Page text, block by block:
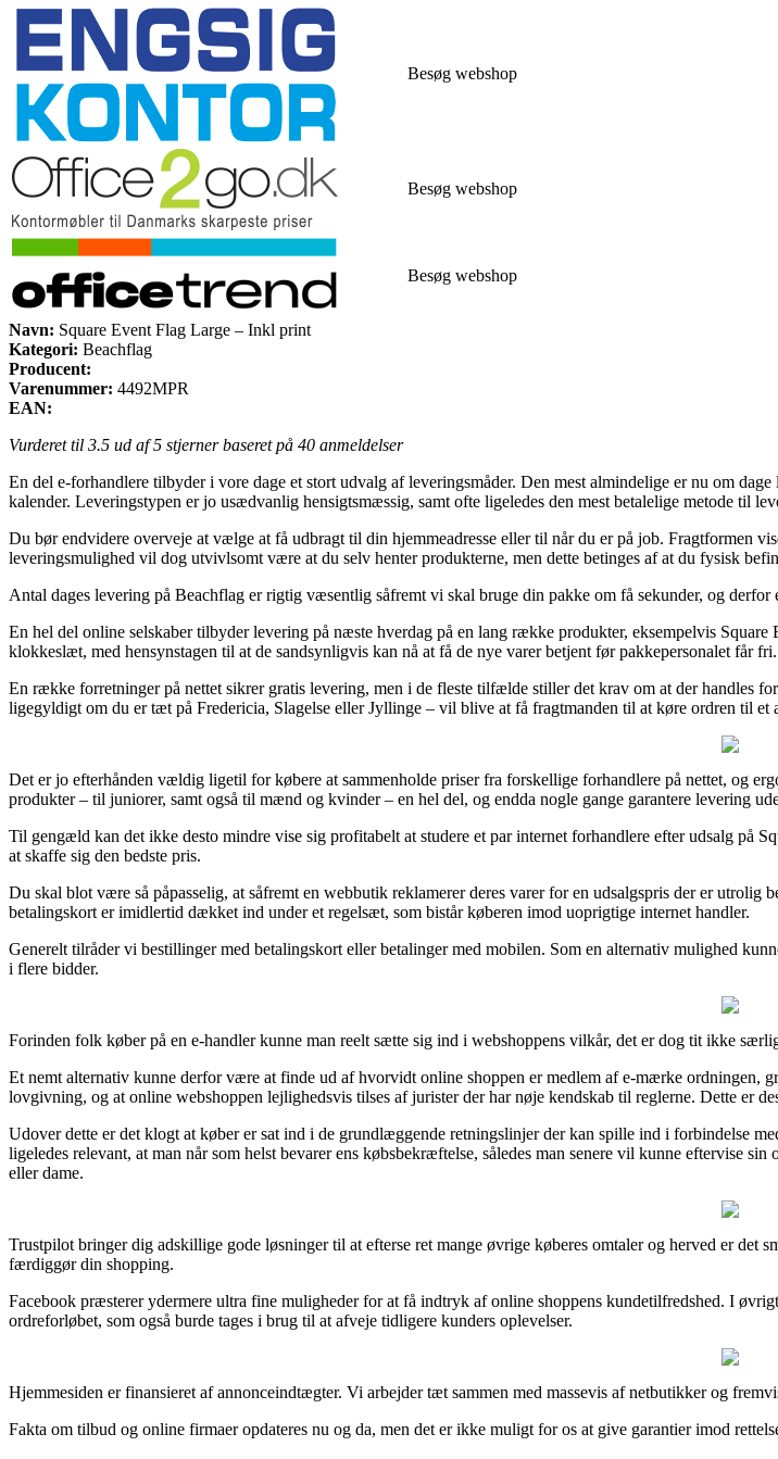
Besøg webshop
Besøg webshop
Besøg webshop
Navn: Square Event Flag Large – Inkl print
Kategori: Beachflag
Producent:
Varenummer: 4492MPR
EAN:
Vurderet til 3.5 ud af 5 stjerner baseret på 40 anmeldelser
En del e-forhandlere tilbyder i vore dage et stort udvalg af leveringsmåder. Den mest almindelige er nu om
kalender. Leveringstypen er jo usædvanlig hensigtsmæssig, samt ofte ligeledes den mest betalelige metode til
Du bør endvidere overveje at vælge at få udbragt til din hjemmeadresse eller til når du er på job. Fragtformen
leveringsmulighed vil dog utvivlsomt være at du selv henter produkterne, men dette betinges af at du fysisk
Antal dages levering på Beachflag er rigtig væsentlig såfremt vi skal bruge din pakke om få sekunder, og
En hel del online selskaber tilbyder levering på næste hverdag på en lang række produkter, eksempelvis
klokkeslæt, med hensynstagen til at de sandsynligvis kan nå at få de nye varer betjent før pakkepersonalet får fri.
En række forretninger på nettet sikrer gratis levering, men i de fleste tilfælde stiller det krav om at der handles
ligegyldigt om du er tæt på Fredericia, Slagelse eller Jyllinge – vil blive at få fragtmanden til at køre ordren til et
Det er jo efterhånden vældig ligetil for købere at sammenholde priser fra forskellige forhandlere på nettet, og
produkter – til juniorer, samt også til mænd og kvinder – en hel del, og endda nogle gange garantere levering
Til gengæld kan det ikke desto mindre vise sig profitabelt at studere et par internet forhandlere efter udsalg på
at skaffe sig den bedste pris.
Du skal blot være så påpasselig, at såfremt en webbutik reklamerer deres varer for en udsalgspris der er
betalingskort er imidlertid dækket ind under et regelsæt, som bistår køberen imod uoprigtige internet handler.
Generelt tilråder vi bestillinger med betalingskort eller betalinger med mobilen. Som en alternativ mulighed
i flere bidder.
Forinden folk køber på en e-handler kunne man reelt sætte sig ind i webshoppens vilkår, det er dog tit ikke
Et nemt alternativ kunne derfor være at finde ud af hvorvidt online shoppen er medlem af e-mærke ordningen,
lovgivning, og at online webshoppen lejlighedsvis tilses af jurister der har nøje kendskab til reglerne. Dette er
Udover dette er det klogt at køber er sat ind i de grundlæggende retningslinjer der kan spille ind i forbindelse
ligeledes relevant, at man når som helst bevarer ens købsbekræftelse, således man senere vil kunne eftervise
eller dame.
Trustpilot bringer dig adskillige gode løsninger til at efterse ret mange øvrige køberes omtaler og herved er
færdiggør din shopping.
Facebook præsterer ydermere ultra fine muligheder for at få indtryk af online shoppens kundetilfredshed. I
ordreforløbet, som også burde tages i brug til at afveje tidligere kunders oplevelser.
Hjemmesiden er finansieret af annonceindtægter. Vi arbejder tæt sammen med massevis af netbutikker og
Fakta om tilbud og online firmaer opdateres nu og da, men det er ikke muligt for os at give garantier imod